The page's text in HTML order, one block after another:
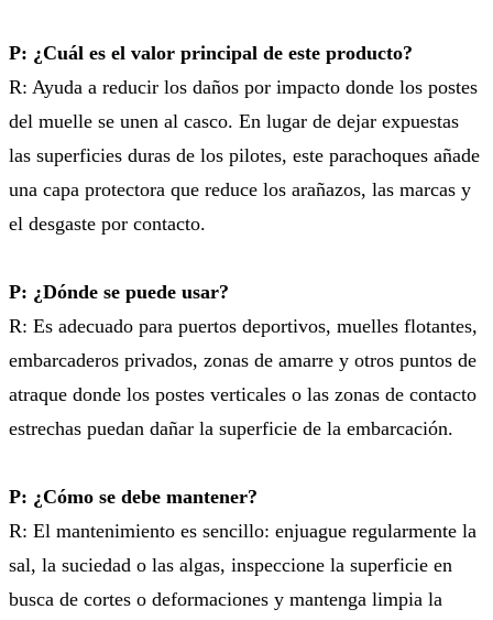
P: ¿Cuál es el valor principal de este producto?
R: Ayuda a reducir los daños por impacto donde los postes
del muelle se unen al casco. En lugar de dejar expuestas
las superficies duras de los pilotes, este parachoques añade
una capa protectora que reduce los arañazos, las marcas y
el desgaste por contacto.
P: ¿Dónde se puede usar?
R: Es adecuado para puertos deportivos, muelles flotantes,
embarcaderos privados, zonas de amarre y otros puntos de
atraque donde los postes verticales o las zonas de contacto
estrechas puedan dañar la superficie de la embarcación.
P: ¿Cómo se debe mantener?
R: El mantenimiento es sencillo: enjuague regularmente la
sal, la suciedad o las algas, inspeccione la superficie en
busca de cortes o deformaciones y mantenga limpia la